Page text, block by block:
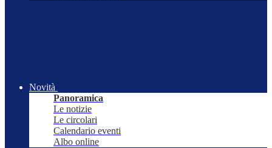
Novità
Panoramica
Le notizie
Le circolari
Calendario eventi
Albo online